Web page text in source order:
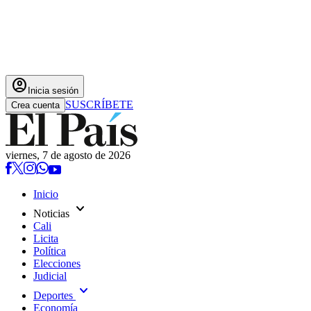
account_circle Inicia sesión
Crea cuenta SUSCRÍBETE
viernes, 7 de agosto de 2026
Inicio
Noticias expand_more
Cali
Licita
Política
Elecciones
Judicial
Deportes expand_more
Economía